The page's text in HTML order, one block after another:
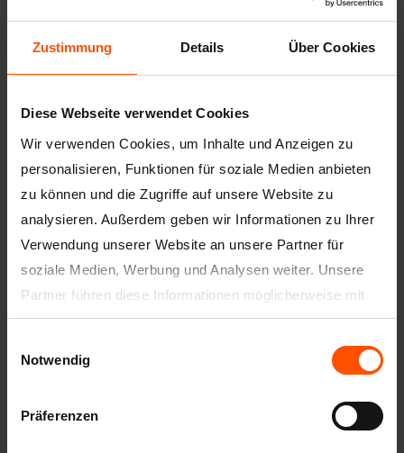
Zustimmung Details Über Cookies
Diese Webseite verwendet Cookies
Wir verwenden Cookies, um Inhalte und Anzeigen zu
personalisieren, Funktionen für soziale Medien anbieten
zu können und die Zugriffe auf unsere Website zu
analysieren. Außerdem geben wir Informationen zu Ihrer
Verwendung unserer Website an unsere Partner für
soziale Medien, Werbung und Analysen weiter. Unsere
Partner führen diese Informationen möglicherweise mit
weiteren Daten zusammen, die Sie ihnen bereitgestellt
haben oder die sie im Rahmen Ihrer Nutzung der Dienste
gesammelt haben.
Notwendig
Präferenzen
Sprüchen und dem größten Bürohund in ganz Sinsheim. 😉
Liebe Maren, danke für deine unglaubliche Zuverlässigkeit,
dein Lächeln und deine positive Energie – du machst den
weitere Jahre! 😊